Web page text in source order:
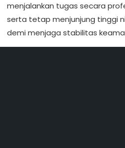
menjalankan tugas secara
serta tetap menjunjung tinggi
demi menjaga stabilitas